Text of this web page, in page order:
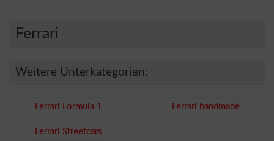
Ferrari
Weitere Unterkategorien:
Ferrari Formula 1 Ferrari handmade
Ferrari Streetcars